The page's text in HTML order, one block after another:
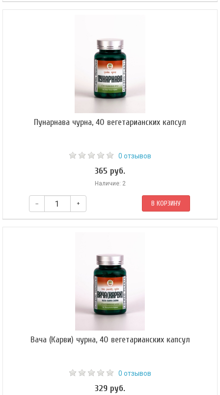
Пунарнава чурна, 40 вегетарианских капсул
0 отзывов
365 руб.
Наличие: 2
– + В КОРЗИНУ
Вача (Карви) чурна, 40 вегетарианских капсул
0 отзывов
329 руб.